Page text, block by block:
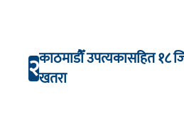
२काठमाडौँ उपत्यकासहित १८
खतरा